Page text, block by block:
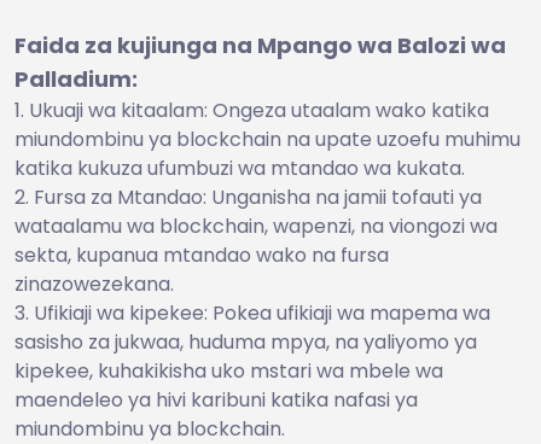
Faida za kujiunga na Mpango wa Balozi wa
Palladium:
Ukuaji wa kitaalam: Ongeza utaalam wako katika
miundombinu ya blockchain na upate uzoefu muhimu
katika kukuza ufumbuzi wa mtandao wa kukata.
Fursa za Mtandao: Unganisha na jamii tofauti ya
wataalamu wa blockchain, wapenzi, na viongozi wa
sekta, kupanua mtandao wako na fursa
zinazowezekana.
Ufikiaji wa kipekee: Pokea ufikiaji wa mapema wa
sasisho za jukwaa, huduma mpya, na yaliyomo ya
kipekee, kuhakikisha uko mstari wa mbele wa
maendeleo ya hivi karibuni katika nafasi ya
miundombinu ya blockchain.